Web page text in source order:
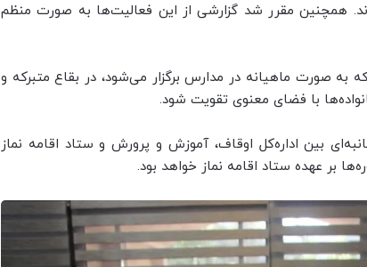
همچنین مقرر شد گزارشی از این فعالیت‌ها به صورت منظم
به صورت ماهیانه در مدارس برگزار می‌شود، در بقاع متبرکه و
با فضای معنوی تقویت شود.
بین اداره‌کل اوقاف، آموزش و پرورش و ستاد اقامه نماز
بر عهده ستاد اقامه نماز خواهد بود.